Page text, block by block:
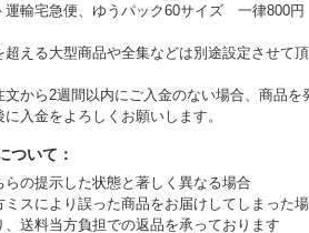
運輸宅急便、ゆうパック60サイズ 一律800
超える大型商品や全集などは別途設定させて頂
から2週間以内にご入金のない場合、商品を
に入金をよろしくお願いします。
ついて：
らの提示した状態と著しく異なる場合
ミスにより誤った商品をお届けしてしまった
、送料当方負担での返品を承っております